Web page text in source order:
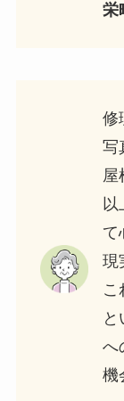
栄
修
写
屋
て
現
こ
へ
機